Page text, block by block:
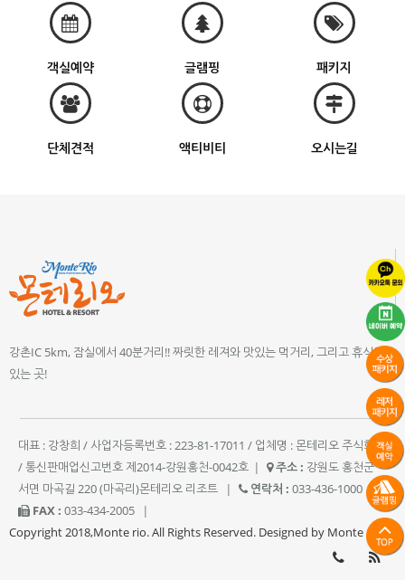
객실예약 글램핑 패키지
단체견적 액티비티 오시는길
강촌IC 5km, 잠실에서 40분거리!! 짜릿한 레져와 맛있는 먹거리, 그리고 휴식이
있는 곳!
대표 : 강창희 / 사업자등록번호 : 223-81-17011 / 업체명 : 몬테리오 주식회사
/ 통신판매업신고번호 제2014-강원홍천-0042호 | 주소 : 강원도 홍천군
서면 마곡길 220 (마곡리)몬테리오 리조트
| 연락처 : 033-436-1000
|
FAX : 033-434-2005
|
Copyright 2018,Monte rio. All Rights Reserved. Designed by Monte rio.